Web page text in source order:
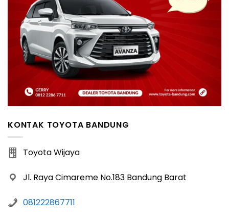
KONTAK TOYOTA BANDUNG
Toyota Wijaya
Jl. Raya Cimareme No.183 Bandung Barat
081222867711